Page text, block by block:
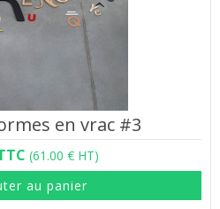
en vrac #3
(61.00 € HT)
au panier